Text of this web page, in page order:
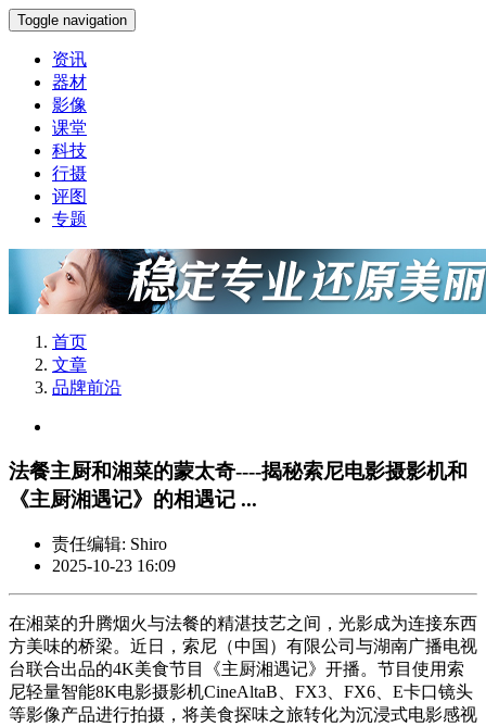
Toggle navigation
资讯
器材
影像
课堂
科技
行摄
评图
专题
首页
文章
品牌前沿
法餐主厨和湘菜的蒙太奇----揭秘索尼电影摄影机和
《主厨湘遇记》的相遇记 ...
责任编辑: Shiro
2025-10-23 16:09
在湘菜的升腾烟火与法餐的精湛技艺之间，光影成为连接东西
方美味的桥梁。近日，索尼（中国）有限公司与湖南广播电视
台联合出品的4K美食节目《主厨湘遇记》开播。节目使用索
尼轻量智能8K电影摄影机CineAltaB、FX3、FX6、E卡口镜头
等影像产品进行拍摄，将美食探味之旅转化为沉浸式电影感视